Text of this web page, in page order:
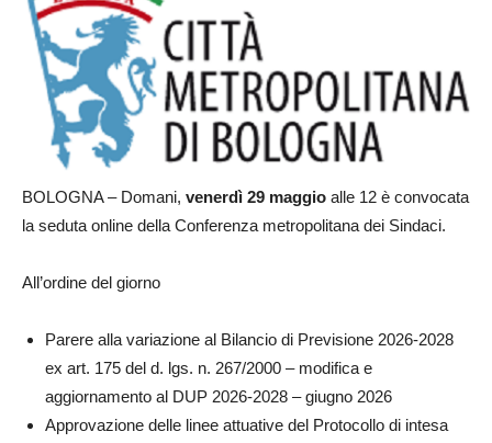
BOLOGNA – Domani, venerdì 29 maggio alle 12 è convocata
la seduta online della Conferenza metropolitana dei Sindaci.
All’ordine del giorno
Parere alla variazione al Bilancio di Previsione 2026-2028
ex art. 175 del d. lgs. n. 267/2000 – modifica e
aggiornamento al DUP 2026-2028 – giugno 2026
Approvazione delle linee attuative del Protocollo di intesa